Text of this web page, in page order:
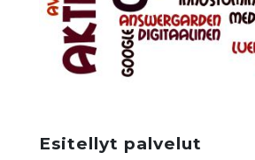
Esitellyt palvelut